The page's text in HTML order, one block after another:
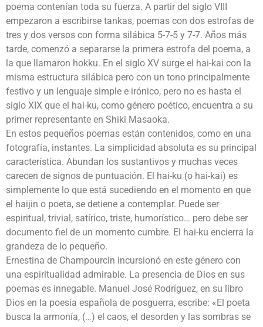
poema contenían toda su fuerza. A partir del siglo VIII
empezaron a escribirse tankas, poemas con dos estrofas de
tres y dos versos con forma silábica 5-7-5 y 7-7. Años más
tarde, comenzó a separarse la primera estrofa del poema, a
la que llamaron hokku. En el siglo XV surge el hai-kai con la
misma estructura silábica pero con un tono principalmente
festivo y un lenguaje simple e irónico, pero no es hasta el
siglo XIX que el hai-ku, como género poético, encuentra a su
primer representante en Shiki Masaoka.
En estos pequeños poemas están contenidos, como en una
fotografía, instantes. La simplicidad absoluta es su principal
característica. Abundan los sustantivos y muchas veces
carecen de signos de puntuación. El hai-ku (o hai-kai) es
simplemente lo que está sucediendo en el momento en que
el haijin o poeta, se detiene a contemplar. Puede ser
espiritual, trivial, satírico, triste, humorístico… pero debe ser
documento fiel de un momento cumbre. El hai-ku encierra la
grandeza de lo pequeño.
Ernestina de Champourcin incursionó en este género con
una espiritualidad admirable. La presencia de Dios en sus
poemas es innegable. Manuel José Rodríguez, en su libro
Dios en la poesía española de posguerra, escribe: «El poeta
busca la armonía, (…) el caos, el desorden y las sombras se